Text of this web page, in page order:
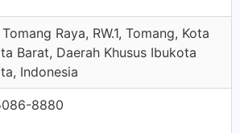
Raya, RW.1, Tomang, Kota
Barat, Daerah Khusus Ibukota
Indonesia
8880